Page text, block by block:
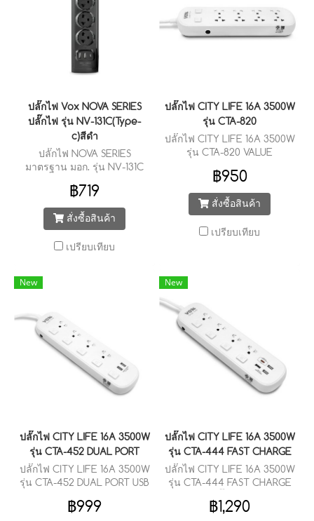
ปลั๊กไฟ Vox NOVA SERIES
ปลั๊กไฟ รุ่น NV-131C(Type-
c)สีดำ
ปลั๊กไฟ NOVA SERIES
มาตรฐาน มอก. รุ่น NV-131C
2 ยูเอสบี 1 Type-c (3 เมตร)
฿719
สั่งซื้อสินค้า
เปรียบเทียบ
ปลั๊กไฟ CITY LIFE 16A 3500W
รุ่น CTA-820
ปลั๊กไฟ CITY LIFE 16A 3500W
รุ่น CTA-820 VALUE
งานด้วยช่องเสียบ 8 ช่องใช้งาน
ได้ครบครัน
฿950
สั่งซื้อสินค้า
เปรียบเทียบ
New
ปลั๊กไฟ CITY LIFE 16A 3500W
รุ่น CTA-452 DUAL PORT
ปลั๊กไฟ CITY LIFE 16A 3500W
รุ่น CTA-452 DUAL PORT USB
฿999
New
ปลั๊กไฟ CITY LIFE 16A 3500W
รุ่น CTA-444 FAST CHARGE
ปลั๊กไฟ CITY LIFE 16A 3500W
รุ่น CTA-444 FAST CHARGE
ระดับ
฿1,290